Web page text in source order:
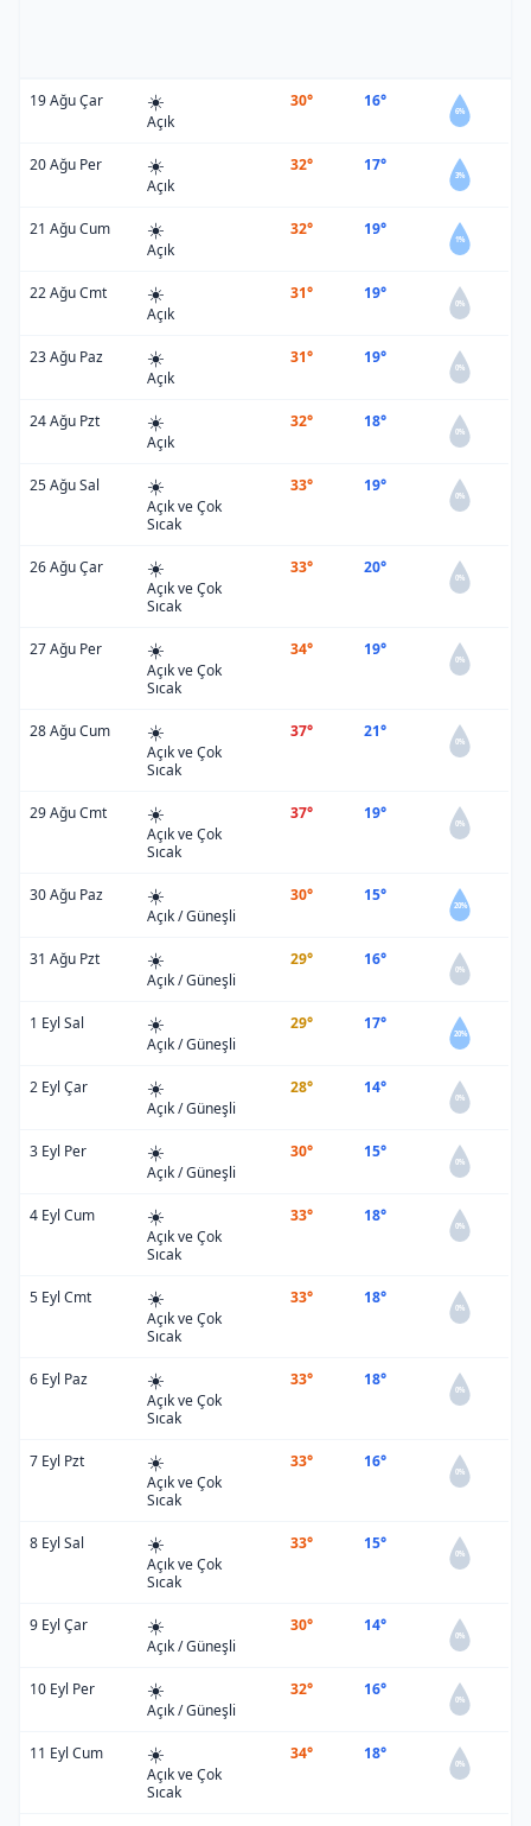
19 Ağu Çar ☀️
Açık
30° 16°
6%
20 Ağu Per ☀️
Açık
32° 17°
3%
21 Ağu Cum ☀️
Açık
32° 19°
1%
22 Ağu Cmt ☀️
Açık
31° 19°
0%
23 Ağu Paz ☀️
Açık
31° 19°
0%
24 Ağu Pzt ☀️
Açık
32° 18°
0%
25 Ağu Sal ☀️
Açık ve Çok
Sıcak
33° 19°
0%
26 Ağu Çar ☀️
Açık ve Çok
Sıcak
33° 20°
0%
27 Ağu Per ☀️
Açık ve Çok
Sıcak
34° 19°
0%
28 Ağu Cum ☀️
Açık ve Çok
Sıcak
37° 21°
0%
29 Ağu Cmt ☀️
Açık ve Çok
Sıcak
37° 19°
0%
30 Ağu Paz ☀️
Açık / Güneşli
30° 15°
20%
31 Ağu Pzt ☀️
Açık / Güneşli
29° 16°
0%
1 Eyl Sal ☀️
Açık / Güneşli
29° 17°
20%
2 Eyl Çar ☀️
Açık / Güneşli
28° 14°
0%
3 Eyl Per ☀️
Açık / Güneşli
30° 15°
0%
4 Eyl Cum ☀️
Açık ve Çok
Sıcak
33° 18°
0%
5 Eyl Cmt ☀️
Açık ve Çok
Sıcak
33° 18°
0%
6 Eyl Paz ☀️
Açık ve Çok
Sıcak
33° 18°
0%
7 Eyl Pzt ☀️
Açık ve Çok
Sıcak
33° 16°
0%
8 Eyl Sal ☀️
Açık ve Çok
Sıcak
33° 15°
0%
9 Eyl Çar ☀️
Açık / Güneşli
30° 14°
0%
10 Eyl Per ☀️
Açık / Güneşli
32° 16°
0%
11 Eyl Cum ☀️
Açık ve Çok
Sıcak
34° 18°
0%